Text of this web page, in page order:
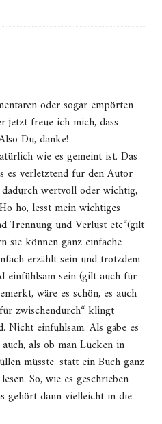
oder sogar empörten
jetzt freue ich mich, dass
Du, danke!
wie es gemeint ist. Das
es verletztend für den Autor
wertvoll oder wichtig,
ho, lesst mein wichtiges
Trennung und Verlust etc“(gilt
sie können ganz einfache
erzählt sein und trotzdem
einfühlsam sein (gilt auch für
wäre es schön, es auch
zwischendurch“ klingt
Nicht einfühlsam. Als gäbe es
als ob man Lücken in
müsste, statt ein Buch ganz
So, wie es geschrieben
gehört dann vielleicht in die